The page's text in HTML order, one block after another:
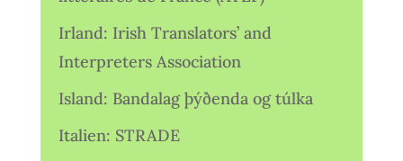
Irland: Irish Translators’ and
Interpreters Association
Island: Bandalag þýðenda og túlka
Italien: STRADE